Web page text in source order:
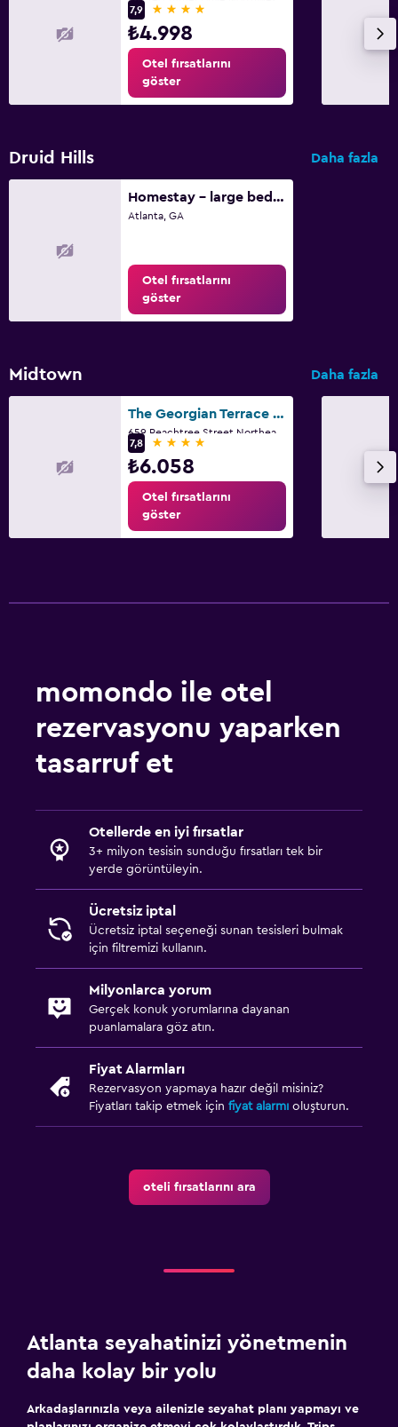
7,9
4 yıldız
₺4.998
Otel fırsatlarını
göster
Druid Hills Daha fazla
Homestay - large bedroom on the second floor
Atlanta, GA
Otel fırsatlarını
göster
Midtown Daha fazla
The Georgian Terrace Hotel
7,8
4 yıldız
₺6.058
Otel fırsatlarını
göster
momondo ile otel
rezervasyonu yaparken
tasarruf et
Otellerde en iyi fırsatlar
3+ milyon tesisin sunduğu fırsatları tek bir
yerde görüntüleyin.
Ücretsiz iptal
Ücretsiz iptal seçeneği sunan tesisleri bulmak
için filtremizi kullanın.
Milyonlarca yorum
Gerçek konuk yorumlarına dayanan
puanlamalara göz atın.
Fiyat Alarmları
Rezervasyon yapmaya hazır değil misiniz?
Fiyatları takip etmek için fiyat alarmı oluşturun.
oteli fırsatlarını ara
Atlanta seyahatinizi yönetmenin
daha kolay bir yolu
Arkadaşlarınızla veya ailenizle seyahat planı yapmayı ve